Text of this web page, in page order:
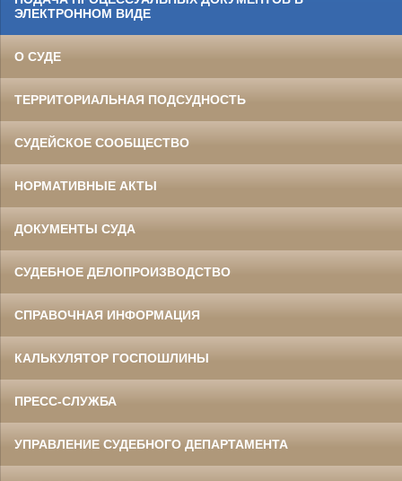
ЭЛЕКТРОННОМ ВИДЕ
О СУДЕ
ТЕРРИТОРИАЛЬНАЯ ПОДСУДНОСТЬ
СУДЕЙСКОЕ СООБЩЕСТВО
НОРМАТИВНЫЕ АКТЫ
ДОКУМЕНТЫ СУДА
СУДЕБНОЕ ДЕЛОПРОИЗВОДСТВО
СПРАВОЧНАЯ ИНФОРМАЦИЯ
КАЛЬКУЛЯТОР ГОСПОШЛИНЫ
ПРЕСС-СЛУЖБА
УПРАВЛЕНИЕ СУДЕБНОГО ДЕПАРТАМЕНТА